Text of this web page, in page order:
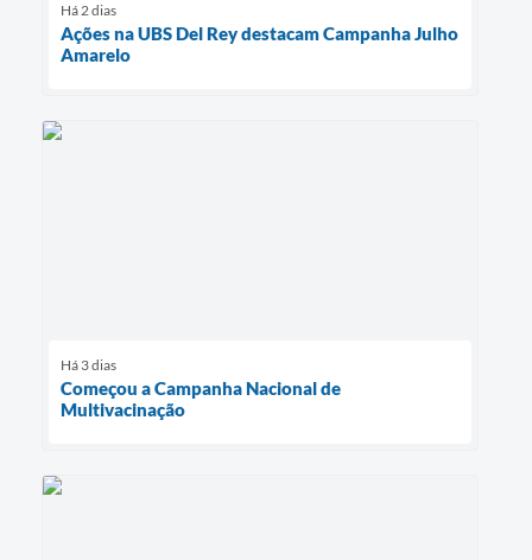
Há 2 dias
Ações na UBS Del Rey destacam Campanha Julho
Amarelo
Há 3 dias
Começou a Campanha Nacional de
Multivacinação